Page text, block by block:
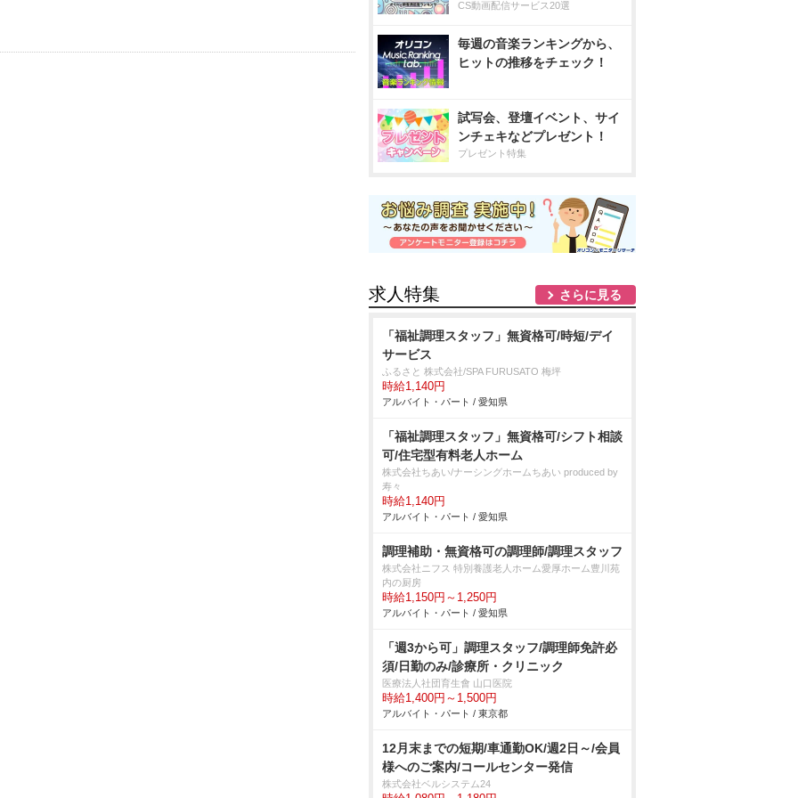
CS動画配信サービス20選
毎週の音楽ランキングから、
ヒットの推移をチェック！
試写会、登壇イベント、サイ
ンチェキなどプレゼント！
プレゼント特集
求人特集 さらに見る
「福祉調理スタッフ」無資格可/時短/デイ
サービス
ふるさと 株式会社/SPA FURUSATO 梅坪
時給1,140円
アルバイト・パート / 愛知県
「福祉調理スタッフ」無資格可/シフト相談
可/住宅型有料老人ホーム
株式会社ちあい/ナーシングホームちあい produced by
寿々
時給1,140円
アルバイト・パート / 愛知県
調理補助・無資格可の調理師/調理スタッフ
株式会社ニフス 特別養護老人ホーム愛厚ホーム豊川苑
内の厨房
時給1,150円～1,250円
アルバイト・パート / 愛知県
「週3から可」調理スタッフ/調理師免許必
須/日勤のみ/診療所・クリニック
医療法人社団育生會 山口医院
時給1,400円～1,500円
アルバイト・パート / 東京都
12月末までの短期/車通勤OK/週2日～/会員
様へのご案内/コールセンター発信
株式会社ベルシステム24